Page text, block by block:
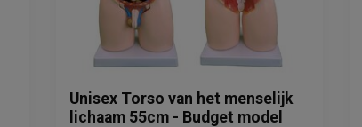
Unisex Torso van het menselijk
lichaam 55cm - Budget model